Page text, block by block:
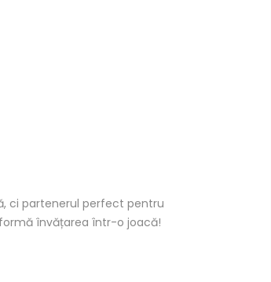
ci partenerul perfect pentru
învățarea într-o joacă!